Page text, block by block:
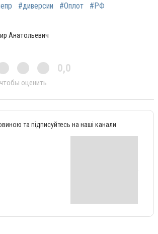
#диверсии #Оплот #РФ
Анатольевич
0,0
оценить
та підписуйтесь на наші канали